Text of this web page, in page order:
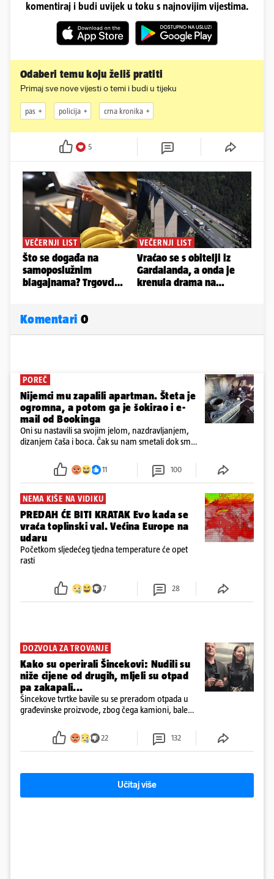
komentiraj i budi uvijek u toku s najnovijim vijestima.
Odaberi temu koju želiš pratiti
Primaj sve nove vijesti o temi i budi u tijeku
pas policija crna kronika
5
Komentari 0
POREČ
Nijemci mu zapalili apartman. Šteta je
ogromna, a potom ga je šokirao i e-
mail od Bookinga
Oni su nastavili sa svojim jelom, nazdravljanjem,
dizanjem čaša i boca. Čak su nam smetali dok smo
požar, rekao je vlasnik
11 100
NEMA KIŠE NA VIDIKU
PREDAH ĆE BITI KRATAK Evo kada se
vraća toplinski val. Većina Europe na
udaru
Početkom sljedećeg tjedna temperature će opet
rasti
7 28
DOZVOLA ZA TROVANJE
Kako su operirali Šincekovi: Nudili su
niže cijene od drugih, mljeli su otpad
pa zakapali...
Šincekove tvrtke bavile su se preradom otpada u
građevinske proizvode, zbog čega kamioni, bale
22 132
Učitaj više